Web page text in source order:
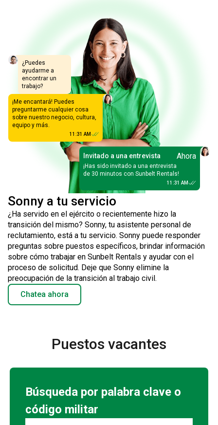
¿Puedes
ayudarme a
encontrar un
trabajo?
¡Me encantará! Puedes
preguntarme cualquier cosa
sobre nuestro negocio, cultura,
equipo y más.
11:31 AM
Invitado a una entrevista Ahora
¡Has sido invitado a una entrevista
de 30 minutos con Sunbelt Rentals!
11:31 AM
Sonny a tu servicio
¿Ha servido en el ejército o recientemente hizo la
transición del mismo? Sonny, tu asistente personal de
reclutamiento, está a tu servicio. Sonny puede responder
preguntas sobre puestos específicos, brindar información
sobre cómo trabajar en Sunbelt Rentals y ayudar con el
proceso de solicitud. Deje que Sonny elimine la
preocupación de la transición al trabajo civil.
Chatea ahora
Puestos vacantes